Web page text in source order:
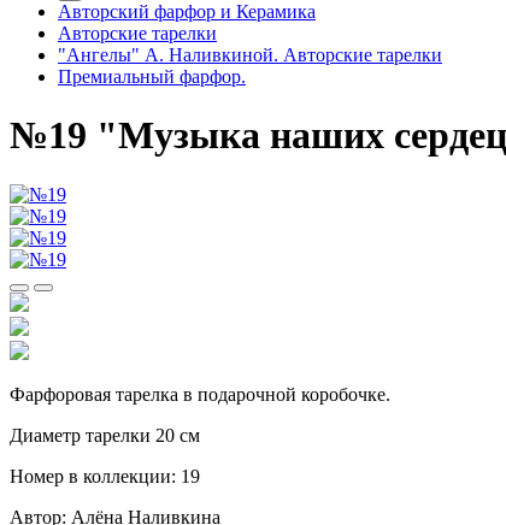
Авторский фарфор и Керамика
Авторские тарелки
"Ангелы" А. Наливкиной. Авторские тарелки
Премиальный фарфор.
№19 "Музыка наших
Фарфоровая тарелка в подарочной коробочке.
Диаметр тарелки 20 см
Номер в коллекции: 19
Автор: Алёна Наливкина